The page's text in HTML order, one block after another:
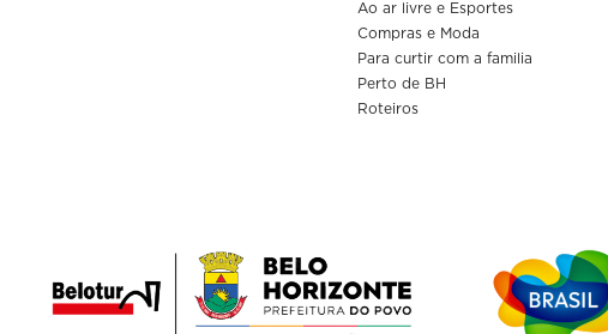
Ao ar livre e Esportes
Compras e Moda
Para curtir com a familia
Perto de BH
Roteiros